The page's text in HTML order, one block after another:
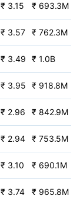
₹ 3.15 ₹ 693.3M
₹ 3.57 ₹ 762.3M
₹ 3.49 ₹ 1.0B
₹ 3.95 ₹ 918.8M
₹ 2.96 ₹ 842.9M
₹ 2.94 ₹ 753.5M
₹ 3.10 ₹ 690.1M
₹ 3.74 ₹ 965.8M